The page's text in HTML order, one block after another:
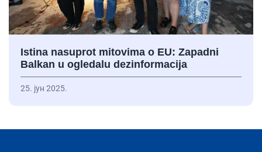
Istina nasuprot mitovima o EU: Zapadni
Balkan u ogledalu dezinformacija
25. јун 2025.